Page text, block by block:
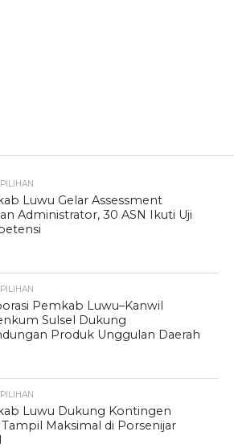
Luwu Gelar Assessment
Administrator, 30 ASN Ikuti Uji
Pemkab Luwu–Kanwil
Sulsel Dukung
Produk Unggulan Daerah
Luwu Dukung Kontingen
Tampil Maksimal di Porsenijar